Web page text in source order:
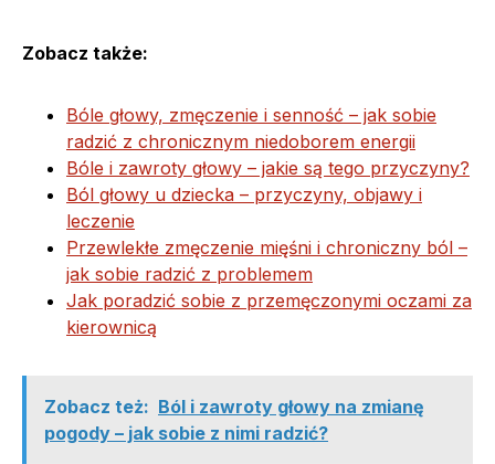
Zobacz także:
Bóle głowy, zmęczenie i senność – jak sobie
radzić z chronicznym niedoborem energii
Bóle i zawroty głowy – jakie są tego przyczyny?
Ból głowy u dziecka – przyczyny, objawy i
leczenie
Przewlekłe zmęczenie mięśni i chroniczny ból –
jak sobie radzić z problemem
Jak poradzić sobie z przemęczonymi oczami za
kierownicą
Zobacz też: Ból i zawroty głowy na zmianę
pogody – jak sobie z nimi radzić?